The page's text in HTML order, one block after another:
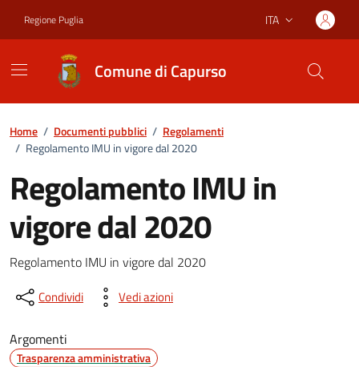
Regione Puglia Lingua attiva:
ITA
Comune di Capurso
Home / Documenti pubblici / Regolamenti
/ Regolamento IMU in vigore dal 2020
Regolamento IMU in
vigore dal 2020
Dettagli del documento
Regolamento IMU in vigore dal 2020
Condividi Vedi azioni
Argomenti
Trasparenza amministrativa